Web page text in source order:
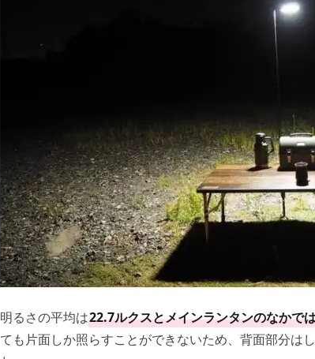
明るさの平均は22.7ルクスとメインランタンのなかで
ても片面しか照らすことができないため、背面部分は